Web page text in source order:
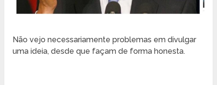
Não vejo necessariamente problemas em divulgar
uma ideia, desde que façam de forma honesta.